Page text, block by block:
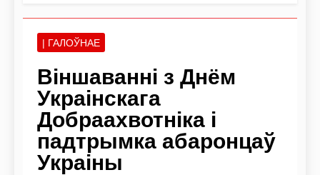
| ГАЛОЎНАЕ
Віншаванні з Днём
Украінскага
Добраахвотніка і
падтрымка абаронцаў
Украіны